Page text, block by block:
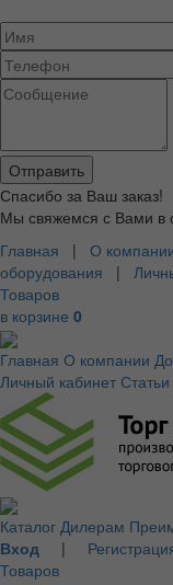
Спасибо за Ваш заказ!
Мы свяжемся с Вами в
Главная | О
оборудования |
Товаров
в корзине 0
Главная О компании
Личный кабинет Статьи
Каталог Дилерам
Вход |
Товаров